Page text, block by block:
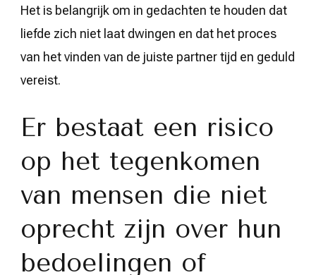
Het is belangrijk om in gedachten te houden dat
liefde zich niet laat dwingen en dat het proces
van het vinden van de juiste partner tijd en geduld
vereist.
Er bestaat een risico
op het tegenkomen
van mensen die niet
oprecht zijn over hun
bedoelingen of